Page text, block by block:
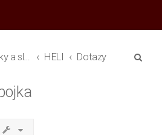
Česky a slovensky HELI Dotazy